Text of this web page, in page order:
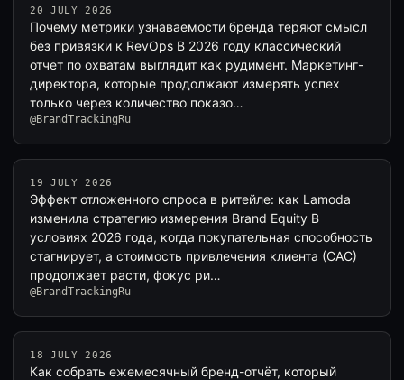
20 JULY 2026
Почему метрики узнаваемости бренда теряют смысл
без привязки к RevOps В 2026 году классический
отчет по охватам выглядит как рудимент. Маркетинг-
директора, которые продолжают измерять успех
только через количество показо…
@BrandTrackingRu
19 JULY 2026
Эффект отложенного спроса в ритейле: как Lamoda
изменила стратегию измерения Brand Equity В
условиях 2026 года, когда покупательная способность
стагнирует, а стоимость привлечения клиента (CAC)
продолжает расти, фокус ри…
@BrandTrackingRu
18 JULY 2026
Как собрать ежемесячный бренд-отчёт, который